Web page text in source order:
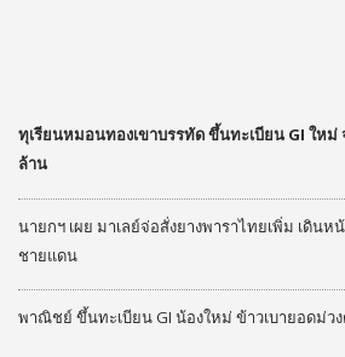
ทุเรียนหมอนทองเขาบรรทัด ขึ้นทะเบียน GI ให
ล้าน
นายกฯ เผย มาเลย์จ่อสั่งยางพาราไทยเพิ่ม เดินห
ชายแดน
พาณิชย์ ขึ้นทะเบียน GI น้องใหม่ ข้าวเบายอดม่วง